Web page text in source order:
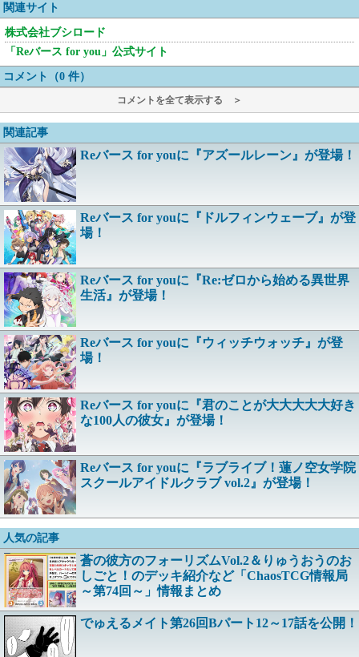
関連サイト
株式会社ブシロード
「Reバース for you」公式サイト
コメント（0 件）
コメントを全て表示する ＞
関連記事
Reバース for youに『アズールレーン』が登場！
Reバース for youに『ドルフィンウェーブ』が登
場！
Reバース for youに『Re:ゼロから始める異世界
生活』が登場！
Reバース for youに『ウィッチウォッチ』が登
場！
Reバース for youに『君のことが大大大大大好き
な100人の彼女』が登場！
Reバース for youに『ラブライブ！蓮ノ空女学院
スクールアイドルクラブ vol.2』が登場！
人気の記事
蒼の彼方のフォーリズムVol.2＆りゅうおうのお
しごと！のデッキ紹介など「ChaosTCG情報局
～第74回～」情報まとめ
でゅえるメイト第26回Bパート12～17話を公開！